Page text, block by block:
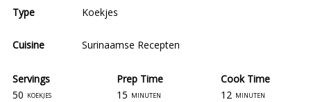
Type Koekjes
Cuisine Surinaamse Recepten
Servings
Prep Time
50 koekjes 15 minuten
Cook Time
12 minuten